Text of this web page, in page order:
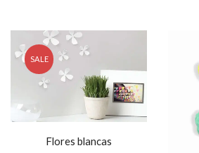
SALE
Flores blancas